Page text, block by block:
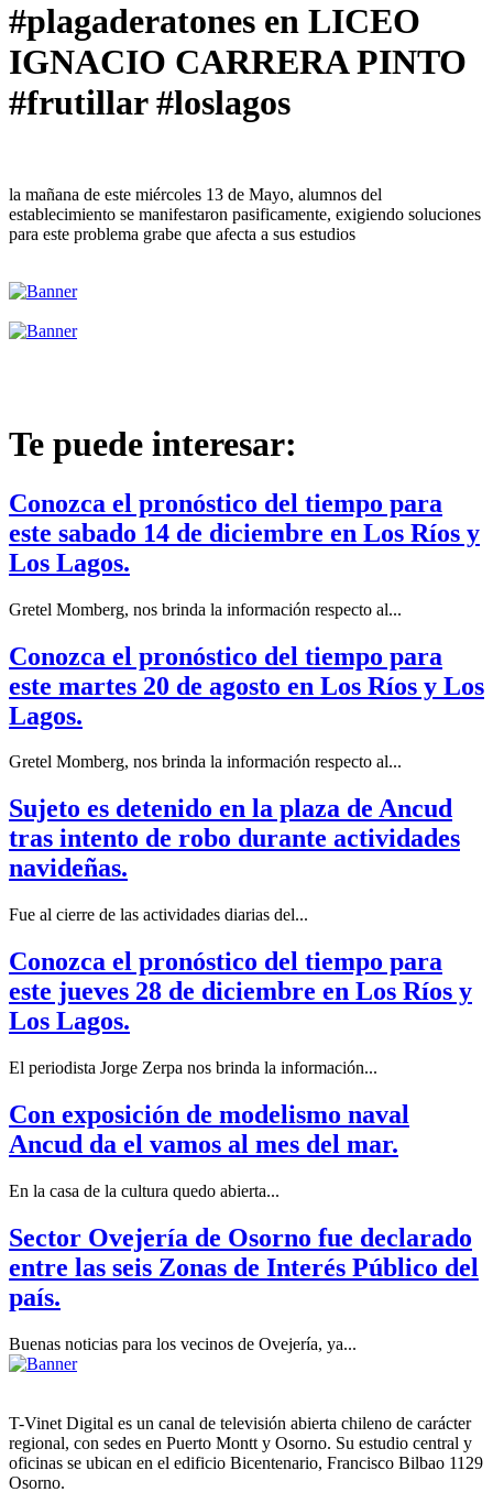
#plagaderatones en LICEO
IGNACIO CARRERA PINTO
#frutillar #loslagos
la mañana de este miércoles 13 de Mayo, alumnos del
establecimiento se manifestaron pasificamente, exigiendo soluciones
para este problema grabe que afecta a sus estudios
Te puede interesar:
Conozca el pronóstico del tiempo para
este sabado 14 de diciembre en Los Ríos y
Los Lagos.
Gretel Momberg, nos brinda la información respecto al...
Conozca el pronóstico del tiempo para
este martes 20 de agosto en Los Ríos y Los
Lagos.
Gretel Momberg, nos brinda la información respecto al...
Sujeto es detenido en la plaza de Ancud
tras intento de robo durante actividades
navideñas.
Fue al cierre de las actividades diarias del...
Conozca el pronóstico del tiempo para
este jueves 28 de diciembre en Los Ríos y
Los Lagos.
El periodista Jorge Zerpa nos brinda la información...
Con exposición de modelismo naval
Ancud da el vamos al mes del mar.
En la casa de la cultura quedo abierta...
Sector Ovejería de Osorno fue declarado
entre las seis Zonas de Interés Público del
país.
Buenas noticias para los vecinos de Ovejería, ya...
T-Vinet Digital es un canal de televisión abierta chileno de carácter
regional, con sedes en Puerto Montt y Osorno. Su estudio central y
oficinas se ubican en el edificio Bicentenario, Francisco Bilbao 1129
Osorno.